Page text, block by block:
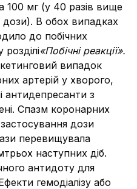
100 мг (у 40 разів вище
дози). В обох випадках
до побічних
«Побічні реакції».
випадок
артерій у хворого,
антидепресанти з
Спазм коронарних
дози
перевищувала
наступних діб.
антидоту для
гемодіалізу або